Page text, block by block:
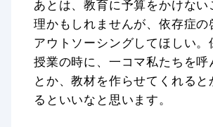
あとは、教育に予算をかけない
理かもしれませんが、依存症の
アウトソーシングしてほしい。
授業の時に、一コマ私たちを呼
とか、教材を作らせてくれると
るといいなと思います。